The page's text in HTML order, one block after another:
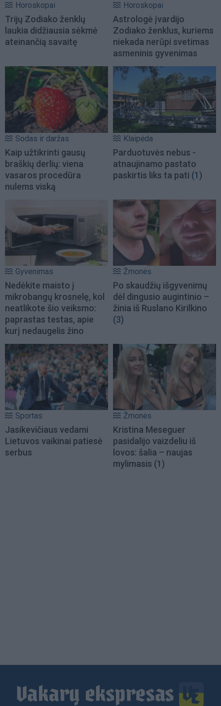
Horoskopai
Trijų Zodiako ženklų
laukia didžiausia sėkmė
ateinančią savaitę
Horoskopai
Astrologė įvardijo
Zodiako ženklus, kuriems
niekada nerūpi svetimas
asmeninis gyvenimas
Sodas ir daržas
Kaip užtikrinti gausų
braškių derlių: viena
vasaros procedūra
nulems viską
Klaipėda
Parduotuvės nebus -
atnaujinamo pastato
paskirtis liks ta pati (1)
Gyvenimas
Nedėkite maisto į
mikrobangų krosnelę, kol
neatlikote šio veiksmo:
paprastas testas, apie
kurį nedaugelis žino
Žmonės
Po skaudžių išgyvenimų
dėl dingusio augintinio –
žinia iš Ruslano Kirilkino
(3)
Sportas
Jasikevičiaus vedami
Lietuvos vaikinai patiesė
serbus
Žmonės
Kristina Meseguer
pasidalijo vaizdeliu iš
lovos: šalia – naujas
mylimasis (1)